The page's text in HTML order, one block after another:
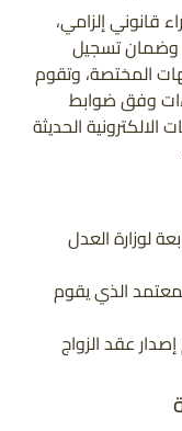
قانوني إلزامي،
وضمان تسجيل
المختصة، وتقوم
وفق ضوابط
الحديثة
لوزارة العدل
الذي يقوم
عقد الزواج